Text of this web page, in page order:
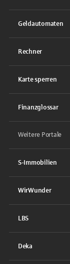
Geldautomaten
Rechner
Karte sperren
Finanzglossar
Weitere Portale
S-Immobilien
WirWunder
LBS
Deka